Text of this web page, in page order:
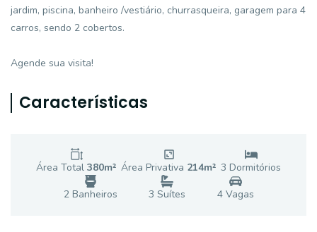
jardim, piscina, banheiro /vestiário, churrasqueira, garagem para 4
carros, sendo 2 cobertos.
Agende sua visita!
Características
Área Total 380m² Área Privativa 214m² 3 Dormitórios
2Banheiros 3 Suítes 4Vagas